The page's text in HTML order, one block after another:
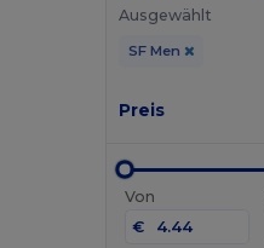
Ausgewählt
SF Men
Preis
Von
€